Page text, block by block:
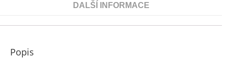
DALŠÍ INFORMACE
Popis